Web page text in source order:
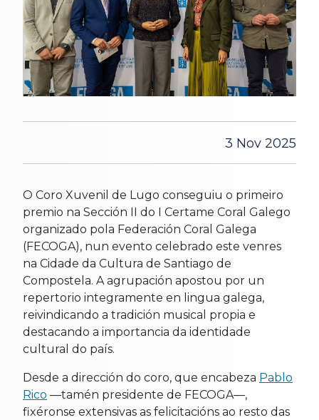
3 Nov 2025
O Coro Xuvenil de Lugo conseguiu o primeiro
premio na Sección II do I Certame Coral Galego
organizado pola Federación Coral Galega
(FECOGA), nun evento celebrado este venres
na Cidade da Cultura de Santiago de
Compostela. A agrupación apostou por un
repertorio integramente en lingua galega,
reivindicando a tradición musical propia e
destacando a importancia da identidade
cultural do país.
Desde a dirección do coro, que encabeza Pablo
Rico —tamén presidente de FECOGA—,
fixéronse extensivas as felicitacións ao resto das